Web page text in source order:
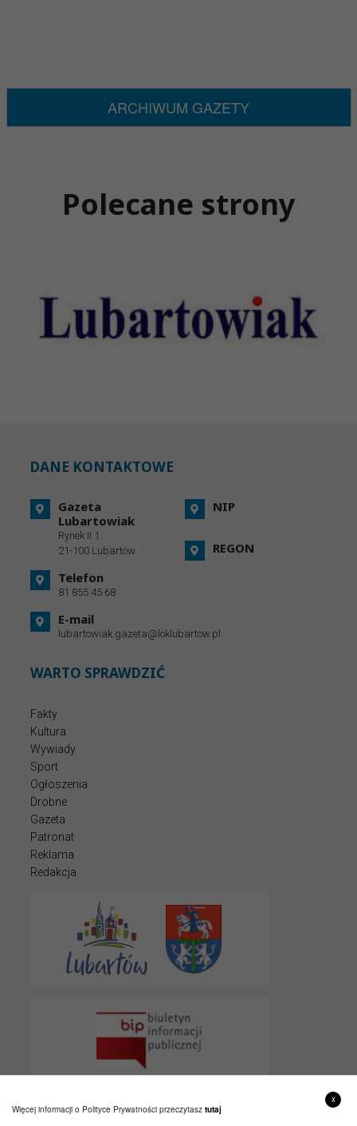
ARCHIWUM GAZETY
Polecane strony
DANE KONTAKTOWE
Gazeta
Lubartowiak
Rynek II 1
21-100 Lubartów
Telefon
81 855 45 68
E-mail
lubartowiak.gazeta@loklubartow.pl
NIP
REGON
WARTO SPRAWDZIĆ
Fakty
Kultura
Wywiady
Sport
Ogłoszenia
Drobne
Gazeta
Patronat
Reklama
Redakcja
x
Więcej informacji o Polityce Prywatności przeczytasz tutaj